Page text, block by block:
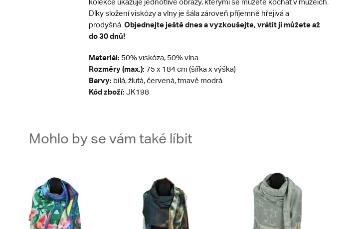
kolekce ukazuje jednotlivé obrazy, kterými se můžete kochat v muzeích.
Díky složení viskózy a vlny je šála zároveň příjemně hřejivá a
prodyšná. Objednejte ještě dnes a vyzkoušejte, vrátit ji můžete až
do 30 dnů!
Materiál: 50% viskóza, 50% vlna
Rozměry (max.): 75 x 184 cm (šířka x výška)
Barvy: bílá, žlutá, červená, tmavě modrá
Kód zboží: JK198
Mohlo by se vám také líbit